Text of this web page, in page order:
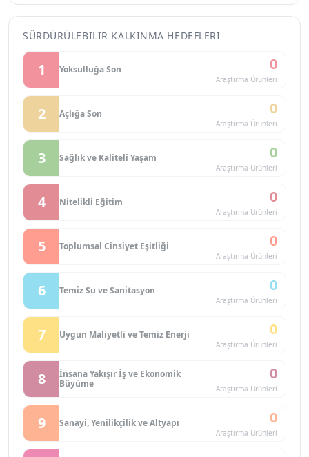
SÜRDÜRÜLEBILIR KALKINMA HEDEFLERI
1 Yoksulluğa Son 0
Araştırma Ürünleri
2 Açlığa Son 0
Araştırma Ürünleri
3 Sağlık ve Kaliteli Yaşam 0
Araştırma Ürünleri
4 Nitelikli Eğitim 0
Araştırma Ürünleri
5 Toplumsal Cinsiyet Eşitliği 0
Araştırma Ürünleri
6 Temiz Su ve Sanitasyon 0
Araştırma Ürünleri
7 Uygun Maliyetli ve Temiz Enerji 0
Araştırma Ürünleri
8
İnsana Yakışır İş ve Ekonomik
Büyüme
0
Araştırma Ürünleri
9 Sanayi, Yenilikçilik ve Altyapı 0
Araştırma Ürünleri